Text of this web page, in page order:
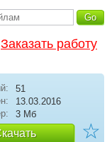
Заказать работу
51
13.03.2016
3 Мб
☆